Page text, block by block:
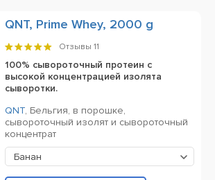
QNT, Prime Whey, 2000 g
Отзывы 11
100% сывороточный протеин с
высокой концентрацией изолята
сыворотки.
QNT, Бельгия, в порошке,
сывороточный изолят и сывороточный
концентрат
Банан